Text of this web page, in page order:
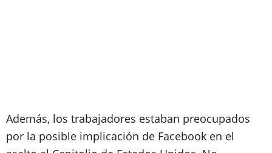
Además, los trabajadores estaban preocupados
por la posible implicación de Facebook en el